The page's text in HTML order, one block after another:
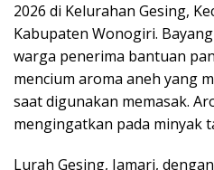
2026 di Kelurahan Gesing,
Kabupaten Wonogiri.
warga penerima bantuan
mencium aroma aneh yang
saat digunakan memasak.
mengingatkan pada minyak
Lurah Gesing, Jamari,